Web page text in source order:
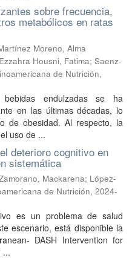
sobre frecuencia,
metabólicos en ratas
Moreno, Alma
Ezzahra Housni, Fatima; Saenz-
de Nutrición,
endulzadas se ha
en las últimas décadas, lo
de obesidad. Al respecto, la
uso de ...
deterioro cognitivo en
sistemática
Mackarena; López-
de Nutrición, 2024-
es un problema de salud
escenario, está disponible la
DASH Intervention for
...